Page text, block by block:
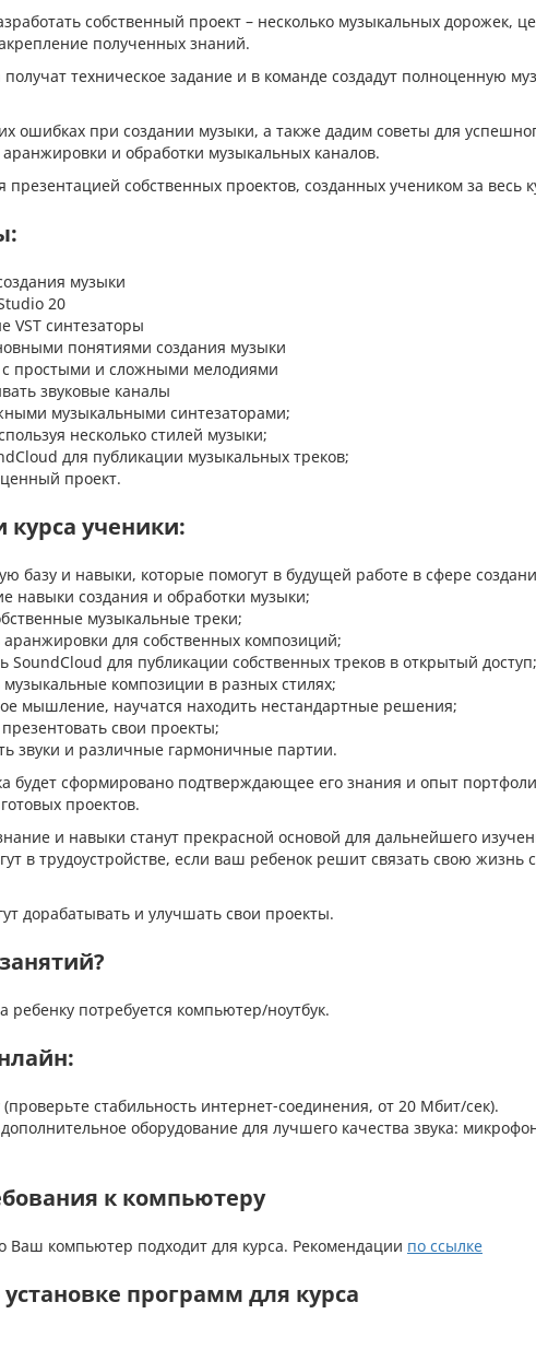
собственный проект – несколько музыкальных дорожек,
полученных знаний.
получат техническое задание и в команде создадут полноценную
ошибках при создании музыки, а также дадим советы для
и обработки музыкальных каналов.
собственных проектов, созданных учеником за весь
музыки
20
VST синтезаторы
понятиями создания музыки
с простыми и сложными мелодиями
звуковые каналы
музыкальными синтезаторами;
несколько стилей музыки;
для публикации музыкальных треков;
проект.
ученики:
базу и навыки, которые помогут в будущей работе в сфере
навыки создания и обработки музыки;
музыкальные треки;
аранжировки для собственных композиций;
SoundCloud для публикации собственных треков в открытый доступ;
музыкальные композиции в разных стилях;
мышление, научатся находить нестандартные решения;
свои проекты;
звуки и различные гармоничные партии.
будет сформировано подтверждающее его знания и опыт
проектов.
и навыки станут прекрасной основой для дальнейшего
в трудоустройстве, если ваш ребенок решит связать свою жизнь
дорабатывать и улучшать свои проекты.
ребенку потребуется компьютер/ноутбук.
стабильность интернет-соединения, от 20 Мбит/сек).
оборудование для лучшего качества звука:
к компьютеру
Ваш компьютер подходит для курса. Рекомендации по ссылке
программ для курса